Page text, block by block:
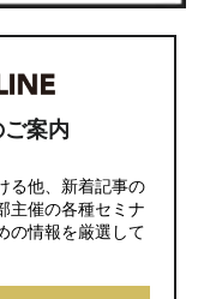
案内
る他、新着記事の
主催の各種セミナ
の情報を厳選して